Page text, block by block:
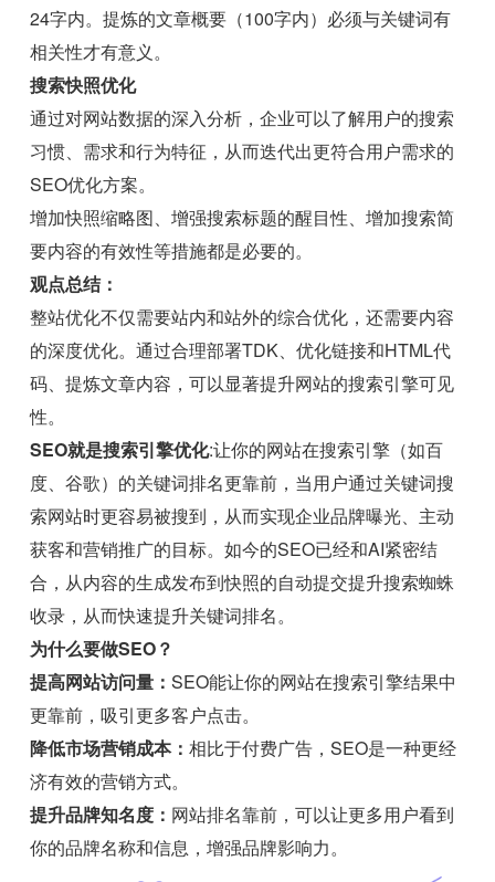
24字内。提炼的文章概要（100字内）必须与关键词有
相关性才有意义。
搜索快照优化
通过对网站数据的深入分析，企业可以了解用户的搜索
习惯、需求和行为特征，从而迭代出更符合用户需求的
SEO优化方案。
增加快照缩略图、增强搜索标题的醒目性、增加搜索简
要内容的有效性等措施都是必要的。
观点总结：
整站优化不仅需要站内和站外的综合优化，还需要内容
的深度优化。通过合理部署TDK、优化链接和HTML代
码、提炼文章内容，可以显著提升网站的搜索引擎可见
性。
SEO就是搜索引擎优化:让你的网站在搜索引擎（如百
度、谷歌）的关键词排名更靠前，当用户通过关键词搜
索网站时更容易被搜到，从而实现企业品牌曝光、主动
获客和营销推广的目标。如今的SEO已经和AI紧密结
合，从内容的生成发布到快照的自动提交提升搜索蜘蛛
收录，从而快速提升关键词排名。
为什么要做SEO？
提高网站访问量：SEO能让你的网站在搜索引擎结果中
更靠前，吸引更多客户点击。
降低市场营销成本：相比于付费广告，SEO是一种更经
济有效的营销方式。
提升品牌知名度： 网站排名靠前，可以让更多用户看到
你的品牌名称和信息，增强品牌影响力。